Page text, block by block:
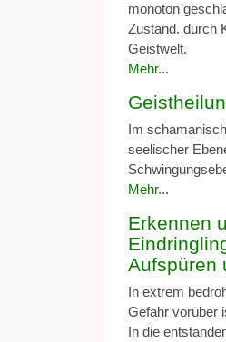
monoton
Zustand. durch
Geistwelt.
Mehr...
Im
seelischer
Mehr...
Erkennen
Aufspüren
In extrem
Gefahr vorüber
In die